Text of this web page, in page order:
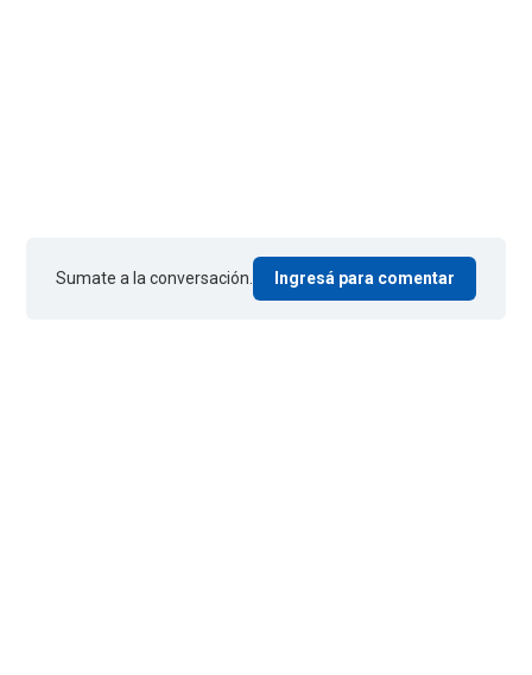
Sumate a la conversación. Ingresá para comentar